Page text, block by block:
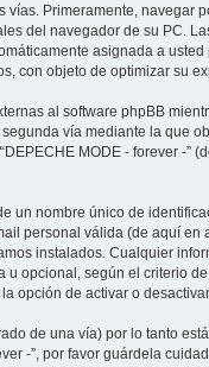
Primeramente, navegar
del navegador de su PC.
asignada a
con objeto de optimizar su
al software phpBB
vía mediante la que
MODE - forever -
un nombre único de
personal válida (de aquí en
instalados. Cualquier
opcional, según el criterio
opción de activar o
de una vía) por lo tanto
-”, por favor guárdela